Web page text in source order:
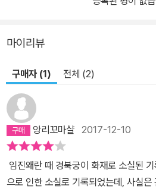
마이리뷰
구매자 (1) 전체 (2)
앙리꼬마샬2017-12-10
임진왜란 때 경북궁이 화재로 소실된
으로 인한 소실로 기록되었는데, 사실